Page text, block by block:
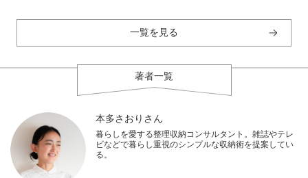
一覧を見る
著者一覧
本多さおりさん
暮らしを愛する整理収納コンサルタント。雑誌やテレ
ビなどで暮らし重視のシンプルな収納術を提案してい
る。